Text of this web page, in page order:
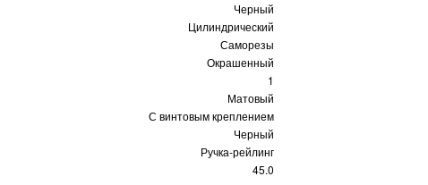
Черный
Цилиндрический
Саморезы
Окрашенный
1
Матовый
С винтовым креплением
Черный
Ручка-рейлинг
45.0